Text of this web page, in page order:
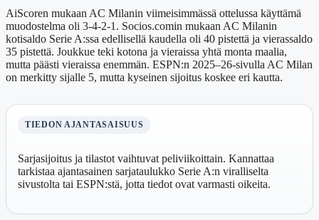
AiScoren mukaan AC Milanin viimeisimmässä ottelussa käyttämä
muodostelma oli 3-4-2-1. Socios.comin mukaan AC Milanin
kotisaldo Serie A:ssa edellisellä kaudella oli 40 pistettä ja vierassaldo
35 pistettä. Joukkue teki kotona ja vieraissa yhtä monta maalia,
mutta päästi vieraissa enemmän. ESPN:n 2025–26-sivulla AC Milan
on merkitty sijalle 5, mutta kyseinen sijoitus koskee eri kautta.
TIEDON AJANTASAISUUS
Sarjasijoitus ja tilastot vaihtuvat peliviikoittain. Kannattaa
tarkistaa ajantasainen sarjataulukko Serie A:n viralliselta
sivustolta tai ESPN:stä, jotta tiedot ovat varmasti oikeita.